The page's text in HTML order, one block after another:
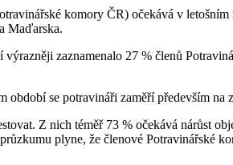
komory ČR) očekává v
Maďarska.
zaznamenalo 27 % členů
období se potravináři zaměří především
Z nich téměř 73 % očekává nárůst
plyne, že členové Potravinářské